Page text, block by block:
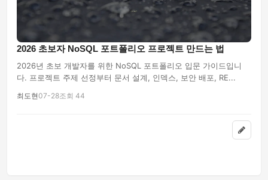
my-life
no-sql
2026 초보자 NoSQL 포트폴리오 프로젝트 만드는 법
2026년 초보 개발자를 위한 NoSQL 포트폴리오 입문 가이드입니
다. 프로젝트 주제 선정부터 문서 설계, 인덱스, 보안 배포, RE...
최도현07-28조회 44